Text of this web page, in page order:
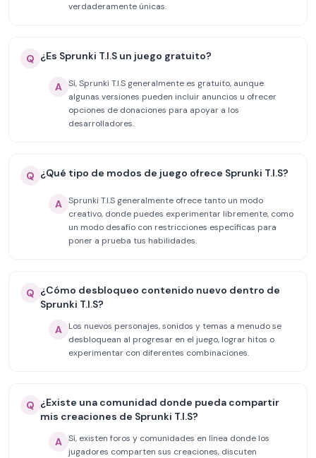
verdaderamente únicas.
Q ¿Es Sprunki T.I.S un juego gratuito?
A Sí, Sprunki T.I.S generalmente es gratuito, aunque
algunas versiones pueden incluir anuncios u ofrecer
opciones de donaciones para apoyar a los
desarrolladores.
Q ¿Qué tipo de modos de juego ofrece Sprunki T.I.S?
A Sprunki T.I.S generalmente ofrece tanto un modo
creativo, donde puedes experimentar libremente, como
un modo desafío con restricciones específicas para
poner a prueba tus habilidades.
Q ¿Cómo desbloqueo contenido nuevo dentro de
Sprunki T.I.S?
A
Los nuevos personajes, sonidos y temas a menudo se
desbloquean al progresar en el juego, lograr hitos o
experimentar con diferentes combinaciones.
Q ¿Existe una comunidad donde pueda compartir
mis creaciones de Sprunki T.I.S?
A Sí, existen foros y comunidades en línea donde los
jugadores comparten sus creaciones, discuten